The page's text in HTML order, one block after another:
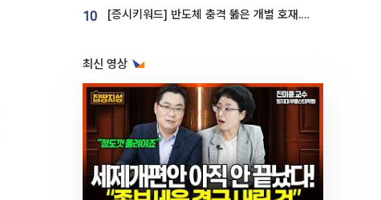
10 [증시키워드] 반도체 충격 뚫은 개별 호재...포스코퓨처엠·에코프로·한화솔루션 '눈길'
최신 영상